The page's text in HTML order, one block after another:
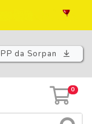
da Sorpan
0